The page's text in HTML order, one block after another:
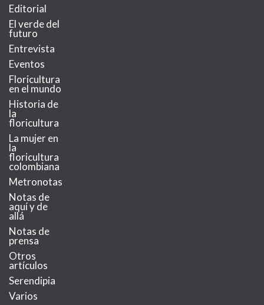
Editorial
El verde del
futuro
Entrevista
Eventos
Floricultura
en el mundo
Historia de
la
floricultura
La mujer en
la
floricultura
colombiana
Metronotas
Notas de
aquí y de
allá
Notas de
prensa
Otros
artículos
Serendipia
Varios